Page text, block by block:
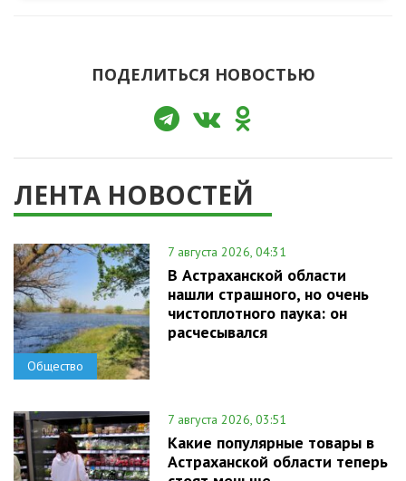
ПОДЕЛИТЬСЯ НОВОСТЬЮ
ЛЕНТА НОВОСТЕЙ
Общество
7 августа 2026, 04:31
В Астраханской области
нашли страшного, но очень
чистоплотного паука: он
расчесывался
7 августа 2026, 03:51
Какие популярные товары в
Астраханской области теперь